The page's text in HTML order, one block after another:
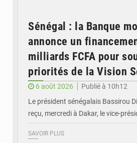
Sénégal : la Banque
annonce un
milliards FCFA pour
priorités de la Vision
6 août 2026
Publié à 10h12
Le président sénégalais Bassirou
reçu, mercredi à Dakar, le vice-
SAVOIR PLUS